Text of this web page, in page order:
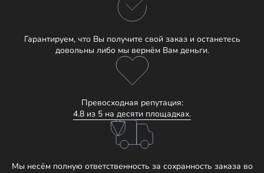
Гарантируем, что Вы получите свой заказ и останетесь
довольны либо мы вернём Вам деньги.
Превосходная репутация:
4.8 из 5 на десяти площадках.
Мы несём полную ответственность за сохранность заказа во